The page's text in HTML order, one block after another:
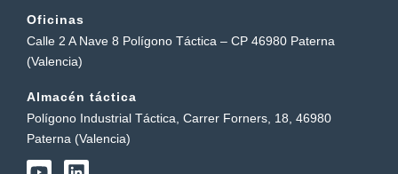
Oficinas
Calle 2 A Nave 8 Polígono Táctica – CP 46980 Paterna
(Valencia)
Almacén táctica
Polígono Industrial Táctica, Carrer Forners, 18, 46980
Paterna (Valencia)
Y
L